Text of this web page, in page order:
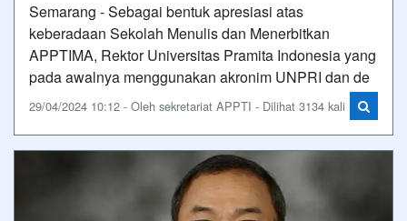
Semarang - Sebagai bentuk apresiasi atas
keberadaan Sekolah Menulis dan Menerbitkan
APPTIMA, Rektor Universitas Pramita Indonesia yang
pada awalnya menggunakan akronim UNPRI dan de
29/04/2024 10:12 - Oleh sekretariat APPTI - Dilihat 3134 kali